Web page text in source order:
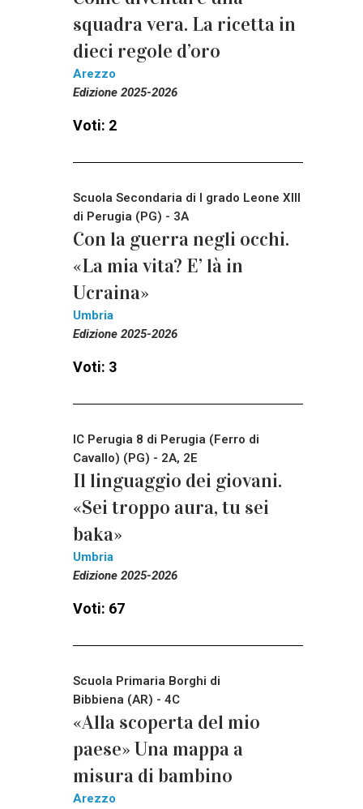
squadra vera. La ricetta in
dieci regole d’oro
Arezzo
Edizione 2025-2026
Voti: 2
Scuola Secondaria di I grado Leone XIII
di Perugia (PG) - 3A
Con la guerra negli occhi.
«La mia vita? E’ là in
Ucraina»
Umbria
Edizione 2025-2026
Voti: 3
IC Perugia 8 di Perugia (Ferro di
Cavallo) (PG) - 2A, 2E
Il linguaggio dei giovani.
«Sei troppo aura, tu sei
baka»
Umbria
Edizione 2025-2026
Voti: 67
Scuola Primaria Borghi di
Bibbiena (AR) - 4C
«Alla scoperta del mio
paese» Una mappa a
misura di bambino
Arezzo